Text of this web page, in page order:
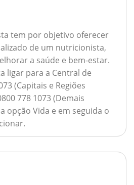
tem por objetivo oferecer
de um nutricionista,
a saúde e bem-estar.
ligar para a Central de
(Capitais e Regiões
778 1073 (Demais
opção Vida e em seguida o